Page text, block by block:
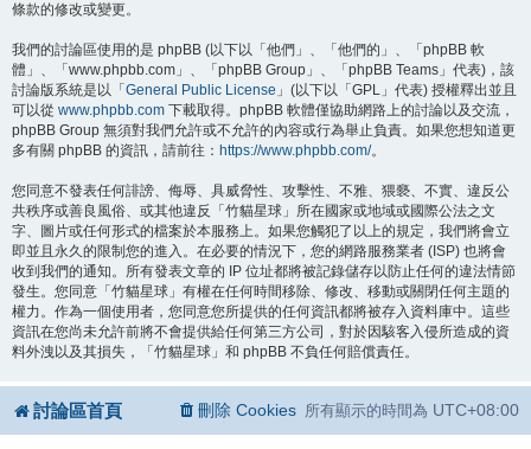
條款的修改或變更。
我們的討論區使用的是 phpBB (以下以「他們」、「他們的」、「phpBB 軟
體」、「www.phpbb.com」、「phpBB Group」、「phpBB Teams」代表)，該
討論版系統是以「 General Public License 」(以下以「GPL」代表) 授權釋出並且
可以從 www.phpbb.com 下載取得。phpBB 軟體僅協助網路上的討論以及交流，
phpBB Group 無須對我們允許或不允許的內容或行為舉止負責。如果您想知道更
多有關 phpBB 的資訊，請前往： https://www.phpbb.com/。
您同意不發表任何誹謗、侮辱、具威脅性、攻擊性、不雅、猥褻、不實、違反公
共秩序或善良風俗、或其他違反「竹貓星球」所在國家或地域或國際公法之文
字、圖片或任何形式的檔案於本服務上。如果您觸犯了以上的規定，我們將會立
即並且永久的限制您的進入。在必要的情況下，您的網路服務業者 (ISP) 也將會
收到我們的通知。所有發表文章的 IP 位址都將被記錄儲存以防止任何的違法情節
發生。您同意「竹貓星球」有權在任何時間移除、修改、移動或關閉任何主題的
權力。作為一個使用者，您同意您所提供的任何資訊都將被存入資料庫中。這些
資訊在您尚未允許前將不會提供給任何第三方公司，對於因駭客入侵所造成的資
料外洩以及其損失，「竹貓星球」和 phpBB 不負任何賠償責任。
討論區首頁 所有顯示的時間為 UTC+08:00
刪除 Cookies